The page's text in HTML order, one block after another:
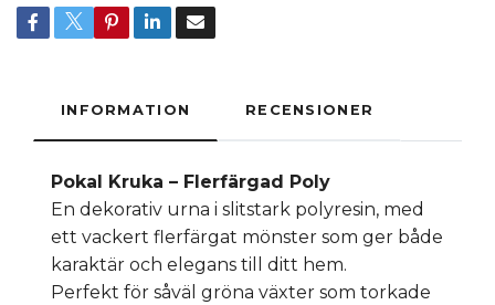
INFORMATION RECENSIONER
Pokal Kruka – Flerfärgad Poly
En dekorativ urna i slitstark polyresin, med
ett vackert flerfärgat mönster som ger både
karaktär och elegans till ditt hem.
Perfekt för såväl gröna växter som torkade